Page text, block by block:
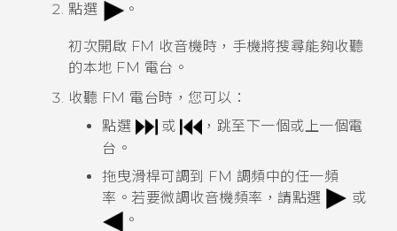
點選
。
初次開啟 FM 收音機時，手機將搜尋能夠收聽
的本地 FM 電台。
收聽 FM 電台時，您可以：
點選
或
，跳至下一個或上一個電
台。
拖曳滑桿可調到 FM 調頻中的任一頻
率。若要微調收音機頻率，請點選
或
。